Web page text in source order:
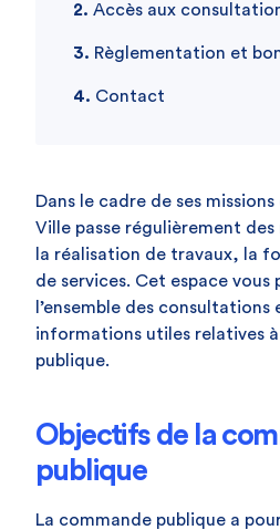
Accès aux
Règlementation et
Contact
Dans le cadre de ses
Ville passe régulièrement
la réalisation de travaux, la
de services. Cet espace vous
l’ensemble des consultations
informations utiles relatives
publique.
Objectifs de la
publique
La commande publique a